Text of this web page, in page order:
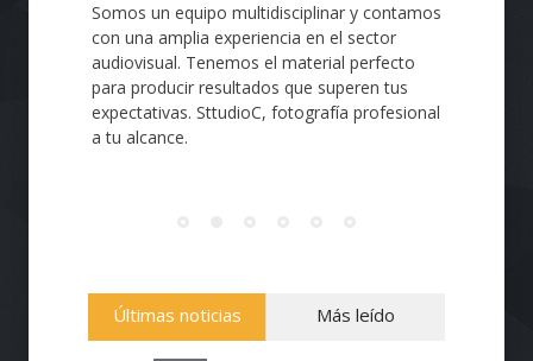
Somos un equipo multidisciplinar y contamos
con una amplia experiencia en el sector
audiovisual. Tenemos el material perfecto
para producir resultados que superen tus
expectativas. SttudioC, fotografía profesional
a tu alcance.
Últimas noticias Más leído